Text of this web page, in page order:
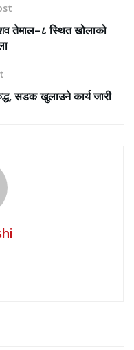
तेमाल–८ स्थित खोलाको
सडक खुलाउने कार्य जारी